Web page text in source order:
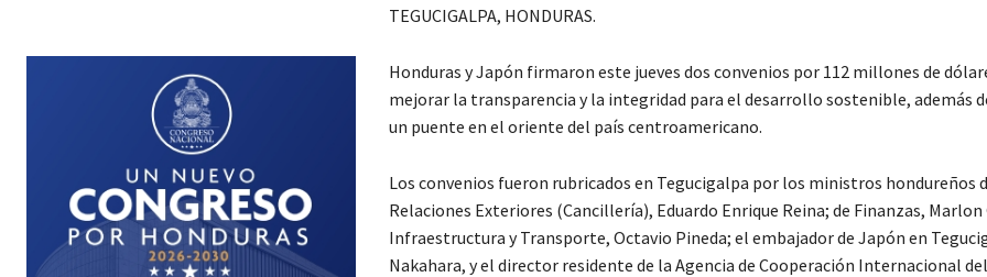
TEGUCIGALPA, HONDURAS.
Honduras y Japón firmaron este jueves dos convenios por 112 millones de
mejorar la transparencia y la integridad para el desarrollo sostenible, además
un puente en el oriente del país centroamericano.
Los convenios fueron rubricados en Tegucigalpa por los ministros hondureños
Relaciones Exteriores (Cancillería), Eduardo Enrique Reina; de Finanzas, Marlon
Infraestructura y Transporte, Octavio Pineda; el embajador de Japón en
Nakahara, y el director residente de la Agencia de Cooperación Internacional